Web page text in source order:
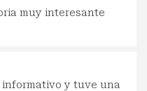
muy interesante
informativo y tuve una